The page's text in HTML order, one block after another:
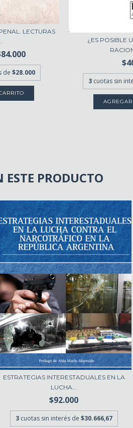
LECTURAS
de $28.000
¿ES POSIBLE
3 cuotas sin
PRODUCTO
ESTRATEGIAS INTERESTADUALES EN LA
LUCHA...
$92.000
3 cuotas sin interés de $30.666,67